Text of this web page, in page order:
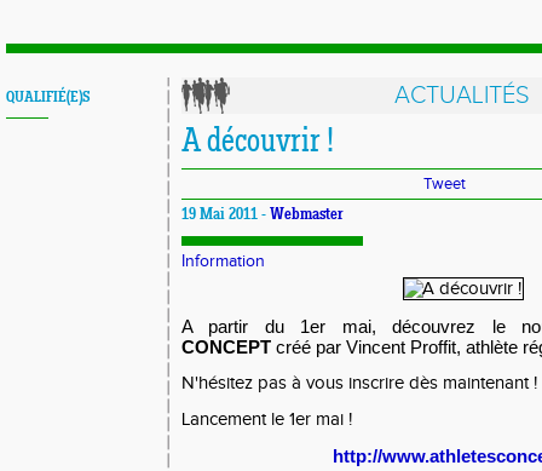
QUALIFIÉ(E)S ACTUALITÉS
A découvrir !
Tweet
19 Mai 2011 - Webmaster
Information
A partir du 1er mai, découvrez le
CONCEPT créé par Vincent Proffit, athlète
N'hésitez pas à vous inscrire dès maintenant !
Lancement le 1er mai !
http://